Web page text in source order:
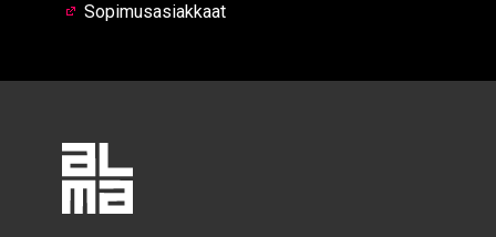
Sopimusasiakkaat